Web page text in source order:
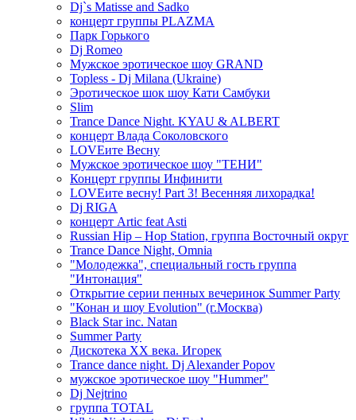
Dj`s Matisse and Sadko
концерт группы PLAZMA
Парк Горького
Dj Romeo
Мужское эротическое шоу GRAND
Topless - Dj Milana (Ukraine)
Эротическое шок шоу Кати Самбуки
Slim
Trance Dance Night. KYAU & ALBERT
концерт Влада Соколовского
LOVEите Весну
Мужское эротическое шоу "ТЕНИ"
Концерт группы Инфинити
LOVEите весну! Part 3! Весенняя лихорадка!
Dj RIGA
концерт Artic feat Asti
Russian Hip – Hop Station, группа Восточный округ
Trance Dance Night, Omnia
"Молодежка", специальный гость группа
"Интонация"
Открытие серии пенных вечеринок Summer Party
"Конан и шоу Evolution" (г.Москва)
Black Star inc. Natan
Summer Party
Дискотека ХХ века. Игорек
Trance dance night. Dj Alexander Popov
мужское эротическое шоу "Hummer"
Dj Nejtrino
группа TOTAL